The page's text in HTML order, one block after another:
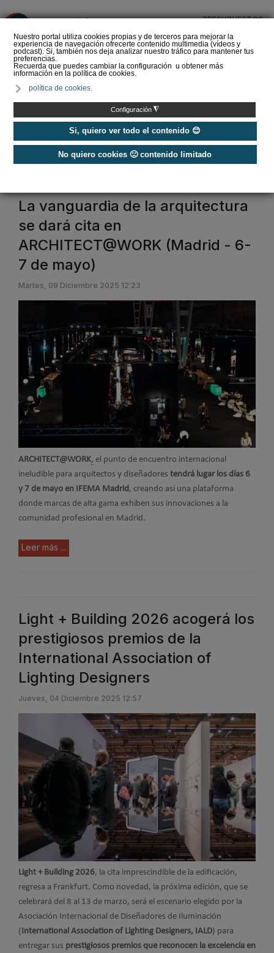
Nuestro portal utiliza cookies propias y de terceros para mejorar la
experiencia de navegación ofrecerte contenido multimedia (vídeos y
podcast). Si, también nos deja analizar nuestro tráfico para mantener tus
preferencias.
Recuerda que puedes cambiar la configuración u obtener más
información en la política de cookies.
política de cookies.
Configuración ◮
Si, quiero ver todo el contenido 😊
No quiero cookies 🙁 contenido limitado
PRESUPUESTOS
cohesión social y
construcción sos…
Ferias / Ferias internacionales
La vanguardia de la arquitectura
se dará cita en
ARCHITECT@WORK (Madrid - 6-
7 de mayo)
Martes, 09 Diciembre 2025 12:23
ARCHITECT@WORK, el punto de encuentro internacional
ineludible para arquitectos y diseñadores tendrá lugar los días 6
y 7 de mayo en IFEMA Madrid , creando así una plataforma
donde marcas de alta gama exhiben sus innovaciones a la
comunidad profesional en Madrid.
Leer más ...
Light + Building 2026 acogerá los
prestigiosos premios de la
International Association of
Lighting Designers
Jueves, 04 Diciembre 2025 12:57
Light + Building 2026, la cita imprescindible de la edificación,
regresa a Frankfurt. Como novedad, la próxima edición, que se
celebrará del 8 al 13 de marzo, será el escenario elegido por la
Asociación Internacional de Diseñadores de Iluminación
( International Association of Lighting Designers, IALD) para
entregar sus prestigiosos premios que reconocen la excelencia en